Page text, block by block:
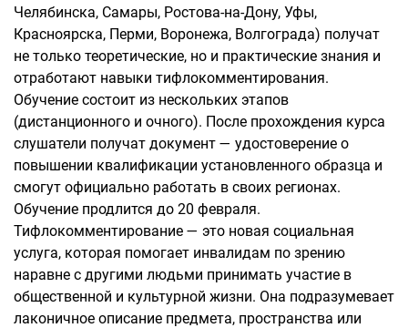
Челябинска, Самары, Ростова-на-Дону, Уфы,
Красноярска, Перми, Воронежа, Волгограда) получат
не только теоретические, но и практические знания и
отработают навыки тифлокомментирования.
Обучение состоит из нескольких этапов
(дистанционного и очного). После прохождения курса
слушатели получат документ — удостоверение о
повышении квалификации установленного образца и
смогут официально работать в своих регионах.
Обучение продлится до 20 февраля.
Тифлокомментирование — это новая социальная
услуга, которая помогает инвалидам по зрению
наравне с другими людьми принимать участие в
общественной и культурной жизни. Она подразумевает
лаконичное описание предмета, пространства или